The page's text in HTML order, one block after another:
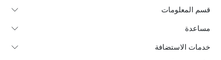
قسم المعلومات
مساعدة
خدمات الاستضافة